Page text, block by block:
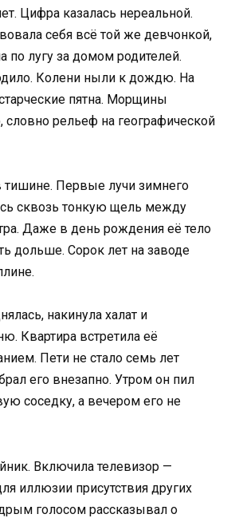
Цифра казалась нереальной.
себя всё той же девчонкой,
по лугу за домом родителей.
Колени ныли к дождю. На
пятна. Морщины
словно рельеф на географической
тишине. Первые лучи зимнего
сквозь тонкую щель между
Даже в день рождения её тело
дольше. Сорок лет на заводе
накинула халат и
Квартира встретила её
Пети не стало семь лет
его внезапно. Утром он пил
соседку, а вечером его не
Включила телевизор —
иллюзии присутствия других
голосом рассказывал о